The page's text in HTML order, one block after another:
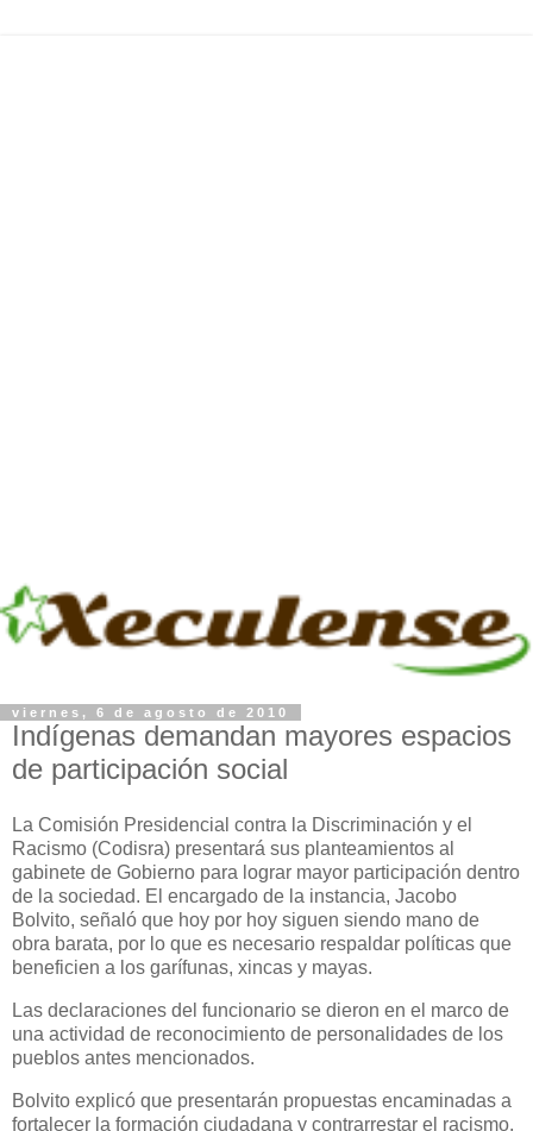
viernes, 6 de agosto de 2010
Indígenas demandan mayores espacios
de participación social
La Comisión Presidencial contra la Discriminación y el
Racismo (Codisra) presentará sus planteamientos al
gabinete de Gobierno para lograr mayor participación dentro
de la sociedad. El encargado de la instancia, Jacobo
Bolvito, señaló que hoy por hoy siguen siendo mano de
obra barata, por lo que es necesario respaldar políticas que
beneficien a los garífunas, xincas y mayas.
Las declaraciones del funcionario se dieron en el marco de
una actividad de reconocimiento de personalidades de los
pueblos antes mencionados.
Bolvito explicó que presentarán propuestas encaminadas a
fortalecer la formación ciudadana y contrarrestar el racismo.